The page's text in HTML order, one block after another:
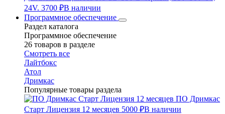
24V. 3700 ₽В наличии
Программное обеспечение
Раздел каталога
Программное обеспечение
26 товаров в разделе
Смотреть все
Лайтбокс
Атол
Дримкас
Популярные товары раздела
ПО Дримкас
Старт Лицензия 12 месяцев 5000 ₽В наличии